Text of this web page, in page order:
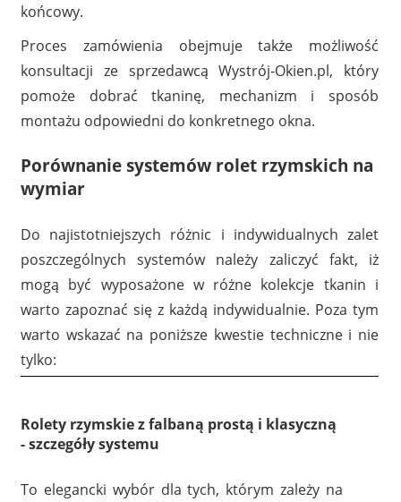
końcowy.
Proces zamówienia obejmuje także możliwość
konsultacji ze sprzedawcą Wystrój-Okien.pl, który
pomoże dobrać tkaninę, mechanizm i sposób
montażu odpowiedni do konkretnego okna.
Porównanie systemów rolet rzymskich na
wymiar
Do najistotniejszych różnic i indywidualnych zalet
poszczególnych systemów należy zaliczyć fakt, iż
mogą być wyposażone w różne kolekcje tkanin i
warto zapoznać się z każdą indywidualnie. Poza tym
warto wskazać na poniższe kwestie techniczne i nie
tylko:
Rolety rzymskie z falbaną prostą i klasyczną
- szczegóły systemu
To elegancki wybór dla tych, którym zależy na